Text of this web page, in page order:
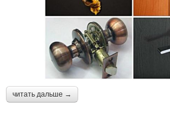
читать дальше →